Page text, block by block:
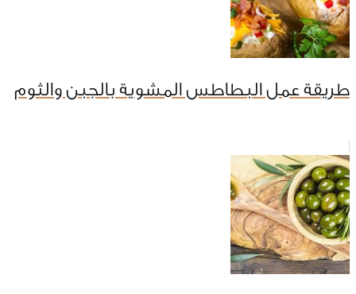
طريقة عمل البطاطس المشوية بالجبن والثوم